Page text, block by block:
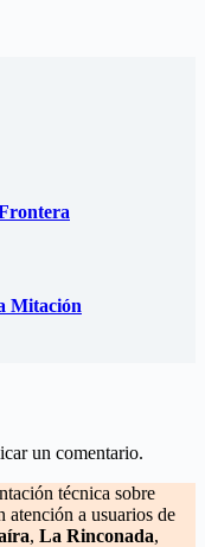
Mitación
un comentario.
técnica sobre
atención a usuarios de
, La Rinconada,